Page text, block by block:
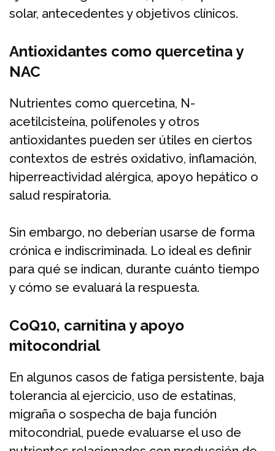
solar, antecedentes y objetivos clínicos.
Antioxidantes como quercetina y
NAC
Nutrientes como quercetina, N-
acetilcisteína, polifenoles y otros
antioxidantes pueden ser útiles en ciertos
contextos de estrés oxidativo, inflamación,
hiperreactividad alérgica, apoyo hepático o
salud respiratoria.
Sin embargo, no deberían usarse de forma
crónica e indiscriminada. Lo ideal es definir
para qué se indican, durante cuánto tiempo
y cómo se evaluará la respuesta.
CoQ10, carnitina y apoyo
mitocondrial
En algunos casos de fatiga persistente, baja
tolerancia al ejercicio, uso de estatinas,
migraña o sospecha de baja función
mitocondrial, puede evaluarse el uso de